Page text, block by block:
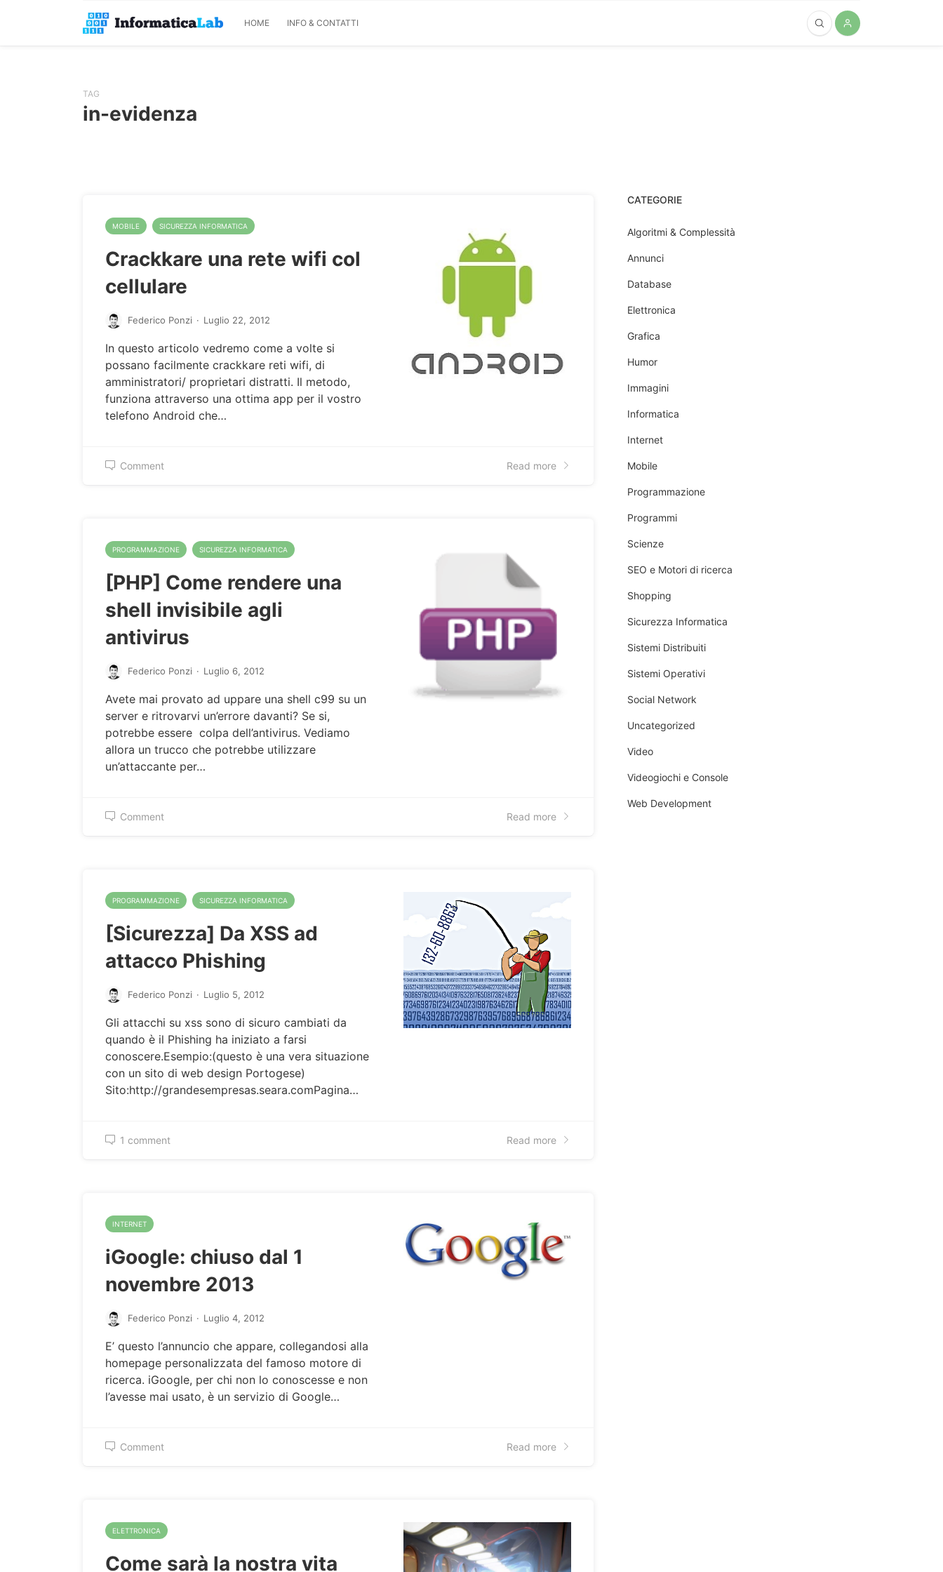
HOME INFO & CONTATTI
TAG
in-evidenza
MOBILE SICUREZZA INFORMATICA
Crackkare una rete wifi col
cellulare
Federico Ponzi · Luglio 22, 2012
In questo articolo vedremo come a volte si
possano facilmente crackkare reti wifi, di
amministratori/ proprietari distratti. Il metodo,
funziona attraverso una ottima app per il vostro
telefono Android che…
Comment Read more
PROGRAMMAZIONE SICUREZZA INFORMATICA
[PHP] Come rendere una
shell invisibile agli
antivirus
Federico Ponzi · Luglio 6, 2012
Avete mai provato ad uppare una shell c99 su un
server e ritrovarvi un’errore davanti? Se si,
potrebbe essere colpa dell’antivirus. Vediamo
allora un trucco che potrebbe utilizzare
un’attaccante per…
Comment Read more
PROGRAMMAZIONE SICUREZZA INFORMATICA
[Sicurezza] Da XSS ad
attacco Phishing
Federico Ponzi · Luglio 5, 2012
Gli attacchi su xss sono di sicuro cambiati da
quando è il Phishing ha iniziato a farsi
conoscere.Esempio:(questo è una vera situazione
con un sito di web design Portogese)
Sito:http://grandesempresas.seara.comPagina…
1 comment Read more
INTERNET
iGoogle: chiuso dal 1
novembre 2013
Federico Ponzi · Luglio 4, 2012
E’ questo l’annuncio che appare, collegandosi alla
homepage personalizzata del famoso motore di
ricerca. iGoogle, per chi non lo conoscesse e non
l’avesse mai usato, è un servizio di Google…
Comment Read more
ELETTRONICA
Come sarà la nostra vita
CATEGORIE
Algoritmi & Complessità
Annunci
Database
Elettronica
Grafica
Humor
Immagini
Informatica
Internet
Mobile
Programmazione
Programmi
Scienze
SEO e Motori di ricerca
Shopping
Sicurezza Informatica
Sistemi Distribuiti
Sistemi Operativi
Social Network
Uncategorized
Video
Videogiochi e Console
Web Development